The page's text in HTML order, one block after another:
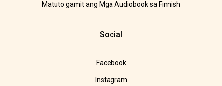
Matuto gamit ang Mga Audiobook sa Finnish
Social
Facebook
Instagram